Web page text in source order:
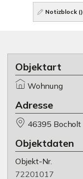
Notizblock ()
Objektart
Wohnung
Adresse
46395 Bocholt
Objektdaten
Objekt-Nr.
72201017